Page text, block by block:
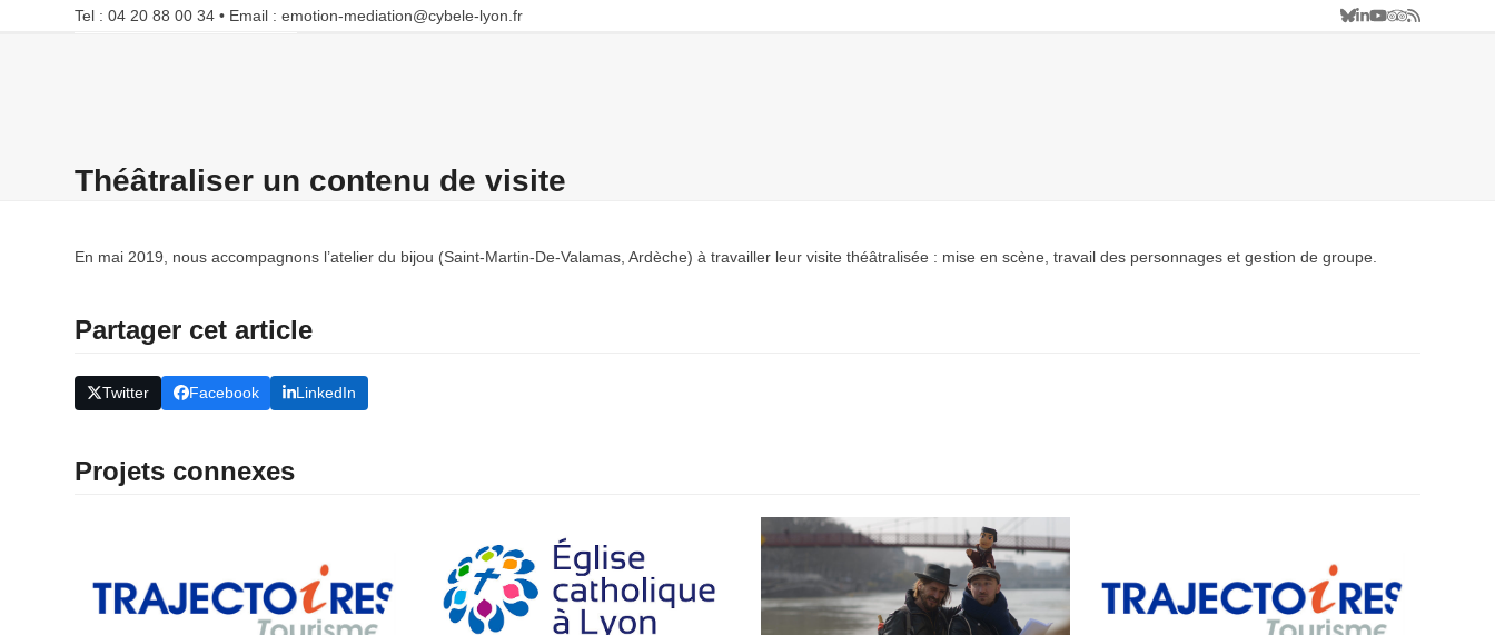
Tel : 04 20 88 00 34 • Email : emotion-mediation@cybele-lyon.fr Bluesky
LinkedIn
YouTube
Tripadvisor
RSS
Théâtraliser un contenu de visite
En mai 2019, nous accompagnons l’atelier du bijou (Saint-Martin-De-Valamas, Ardèche) à travailler leur visite théâtralisée : mise en scène, travail des personnages et gestion de groupe.
Partager cet article
Twitter Facebook LinkedIn
Projets connexes